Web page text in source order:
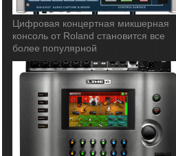
Цифровая концертная микшерная
консоль от Roland становится все
более популярной